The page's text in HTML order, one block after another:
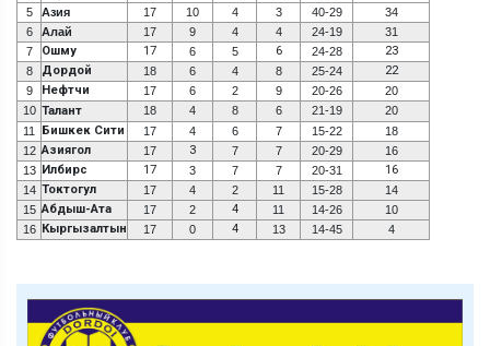
5 Азия 17 10 4 3 40-29
34
6
Алай 17 9 4 4 24-19
31
7
Ошму 17 6 5 6 24-28 23
8 Дордой 18 6 4 8 25-24 22
9 Нефтчи 17 6 2 9 20-26
20
10 Талант 18 4 8 6 21-19
20
11
Бишкек Сити 17 4 6 7 15-22
18
12 Азиягол 17 3 7 7 20-29
16
13 Илбирс 17 3 7 7 20-31 16
14 Токтогул 17 4 2 11 15-28
14
15 Абдыш-Ата 17 2 4 11 14-26
10
16 Кыргызалтын 17 0 4 13 14-45 4